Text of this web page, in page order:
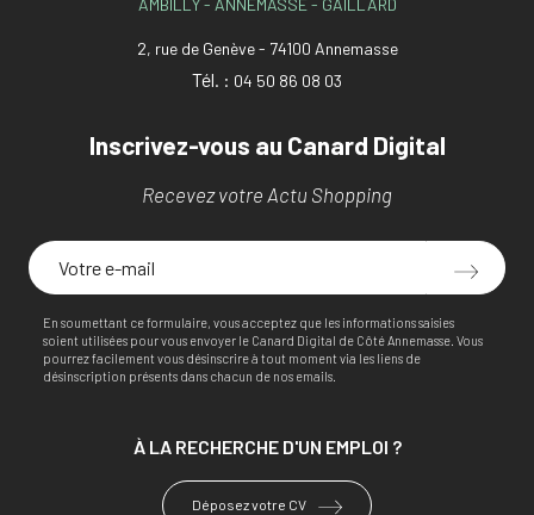
AMBILLY - ANNEMASSE - GAILLARD
2, rue de Genève - 74100 Annemasse
Tél. : 04 50 86 08 03
Inscrivez-vous au Canard Digital
Recevez votre Actu Shopping
En soumettant ce formulaire, vous acceptez que les informations saisies
soient utilisées pour vous envoyer le Canard Digital de Côté Annemasse. Vous
pourrez facilement vous désinscrire à tout moment via les liens de
désinscription présents dans chacun de nos emails.
À LA RECHERCHE D'UN EMPLOI ?
Déposez votre CV